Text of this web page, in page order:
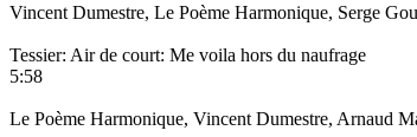
Vincent Dumestre, Le Poème Harmonique, Serge
Tessier: Air de court: Me voila hors du naufrage
5:58
Le Poème Harmonique, Vincent Dumestre, Arnaud